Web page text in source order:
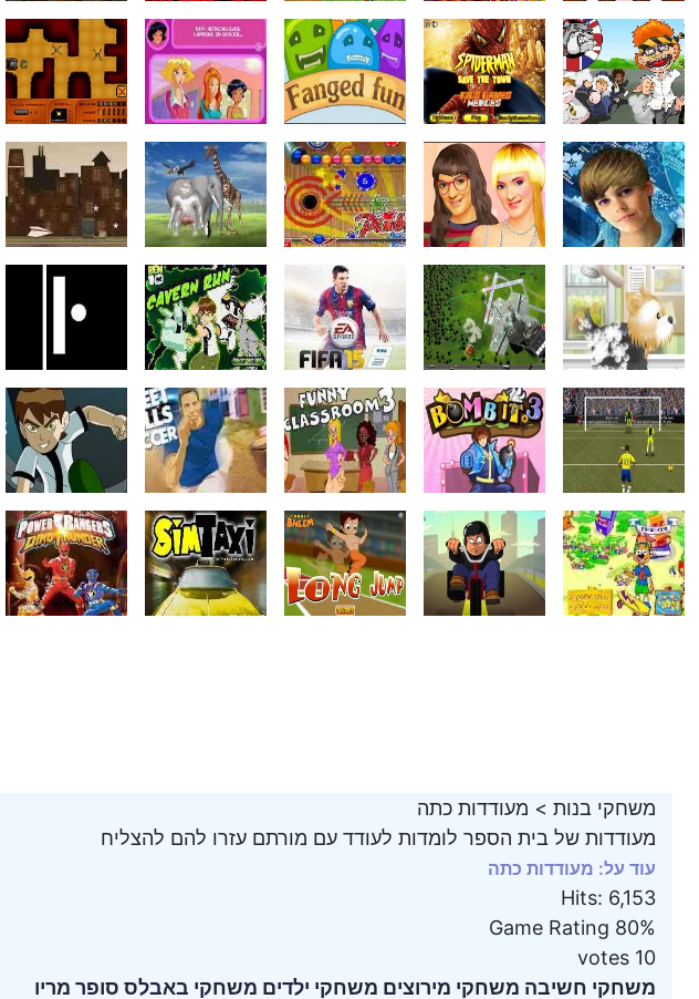
משחקי בנות > מעודדות כתה
מעודדות של בית הספר לומדות לעודד עם מורתם עזרו להם להצליח
עוד על: מעודדות כתה
Hits: 6,153
Game Rating 80%
votes 10
משחקי חשיבה משחקי מירוצים משחקי ילדים משחקי באבלס סופר מריו